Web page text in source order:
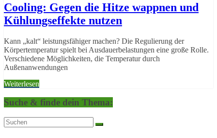
Cooling: Gegen die Hitze wappnen und
Kühlungseffekte nutzen
Kann „kalt“ leistungsfähiger machen? Die Regulierung der
Körpertemperatur spielt bei Ausdauerbelastungen eine große Rolle.
Verschiedene Möglichkeiten, die Temperatur durch
Außenanwendungen
Weiterlesen
Suche & finde dein Thema: